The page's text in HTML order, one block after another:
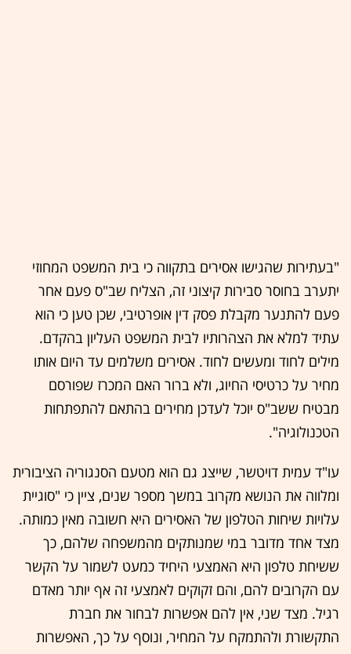
"בעתירות שהגישו אסירים בתקווה כי בית המשפט המחוזי
יתערב בחוסר סבירות קיצוני זה, הצליח שב"ס פעם אחר
פעם להתנער מקבלת פסק דין אופרטיבי, שכן טען כי הוא
עתיד למלא את הצהרותיו לבית המשפט העליון בהקדם.
מילים לחוד ומעשים לחוד. אסירים משלמים עד היום אותו
מחיר על כרטיסי החיוג, ולא ברור האם המכרז שפורסם
מבטיח ששב"ס יוכל לעדכן מחירים בהתאם להתפתחות
הטכנולוגיה".
עו"ד עמית דויטשר, שייצג גם הוא מטעם הסנגוריה הציבורית
ומלווה את הנושא מקרוב במשך מספר שנים, ציין כי "סוגיית
עלויות שיחות הטלפון של האסירים היא חשובה מאין כמותה.
מצד אחד מדובר במי שמנותקים מהמשפחה שלהם, כך
ששיחת טלפון היא האמצעי היחיד כמעט לשמור על הקשר
עם הקרובים להם, והם זקוקים לאמצעי זה אף יותר מאדם
רגיל. מצד שני, אין להם אפשרות לבחור את חברת
התקשורת ולהתמקח על המחיר, ונוסף על כך, האפשרות